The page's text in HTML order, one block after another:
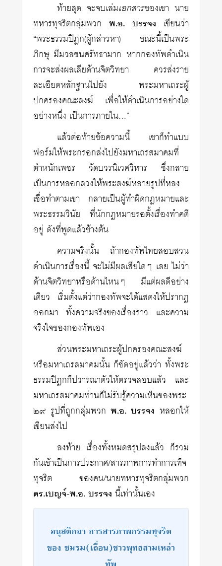
ท้ายสุด จะจบเล่มเอกสารของเขา นาย
ทหารทุจริตกลุ่มพวกพ.อ. บรรจง เขียนว่า
“พระธรรมปิฎก(ผู้กล่าวหา) ขณะนี้เป็นพระ
ภิกษุ มีมวลชนศรัทธามาก หากกองทัพดำเนิน
การจะส่งผลเสียด้านจิตวิทยา ควรส่งราย
ละเอียดหลักฐานไปยัง พระมหาเถระผู้
ปกครองคณะสงฆ์ เพื่อให้ดำเนินการอย่างใด
อย่างหนึ่ง เป็นการภายใน…”
แล้วต่อท้ายข้อความนี้ เขาก็ทำแบบ
ฟอร์มให้พระกรอกส่งไปยังมหาเถรสมาคมที่
ตำหนักเพชร วัดบวรนิเวศวิหาร ซึ่งกลาย
เป็นการหลอกลวงให้พระสงฆ์หลายรูปที่หลง
เชื่อทำตามเขา กลายเป็นผู้ทำผิดกฎหมายและ
พระธรรมวินัย ที่นักกฎหมายรอตั้งเรื่องทำคดี
อยู่ ดังที่พูดแล้วข้างต้น
ความจริงนั้น ถ้ากองทัพไทยสอบสวน
ดำเนินการเรื่องนี้ จะไม่มีผลเสียใดๆ เลย ไม่ว่า
ด้านจิตวิทยาหรือด้านไหนๆ มีแต่ผลดีอย่าง
เดียว เริ่มตั้งแต่ว่ากองทัพจะได้แสดงให้ปรากฏ
ออกมา ทั้งความจริงของเรื่องราว และความ
จริงใจของกองทัพเอง
ส่วนพระมหาเถระผู้ปกครองคณะสงฆ์
หรือมหาเถรสมาคมนั้น ก็ชัดอยู่แล้วว่า ทั้งพระ
ธรรมปิฎกก็ปวารณาตัวให้ตรวจสอบแล้ว และ
มหาเถรสมาคมท่านก็ไม่รับรู้ความเห็นของพระ
๒๙ รูปที่ถูกกลุ่มพวก พ.อ. บรรจง หลอกให้
เขียนส่งไป
ลงท้าย เรื่องทั้งหมดสรุปลงแล้ว ก็รวม
กันเข้าเป็นการประกาศ/สารภาพการทำการเท็จ
ทุจริต ของคน/นายทหารทุจริตกลุ่มพวก
ดร.เบญจ์-พ.อ. บรรจง นี้เท่านั้นเอง
อนุสติกถา การสารภาพกรรมทุจริต
ของ ชมรม(เถื่อน)ชาวพุทธสามเหล่า